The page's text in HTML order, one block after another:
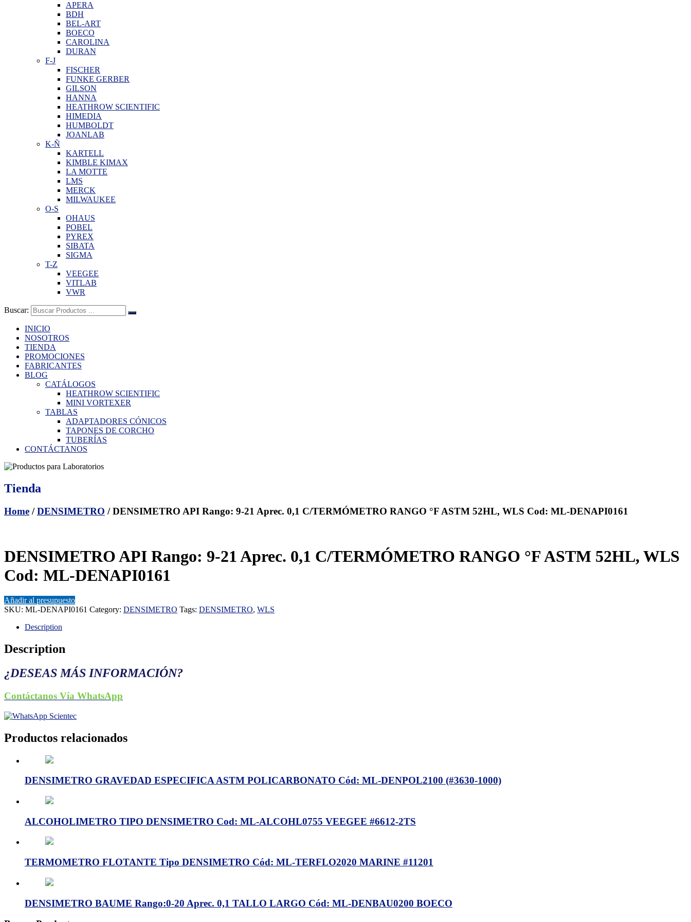
APERA
BDH
BEL-ART
BOECO
CAROLINA
DURAN
F-J
FISCHER
FUNKE GERBER
GILSON
HANNA
HEATHROW SCIENTIFIC
HIMEDIA
HUMBOLDT
JOANLAB
K-Ñ
KARTELL
KIMBLE KIMAX
LA MOTTE
LMS
MERCK
MILWAUKEE
O-S
OHAUS
POBEL
PYREX
SIBATA
SIGMA
T-Z
VEEGEE
VITLAB
VWR
Buscar:
INICIO
NOSOTROS
TIENDA
PROMOCIONES
FABRICANTES
BLOG
CATÁLOGOS
HEATHROW SCIENTIFIC
MINI VORTEXER
TABLAS
ADAPTADORES CÓNICOS
TAPONES DE CORCHO
TUBERÍAS
CONTÁCTANOS
Tienda
Home /DENSIMETRO / DENSIMETRO API Rango: 9-21 Aprec. 0,1 C/TERMÓMETRO RANGO °F ASTM 52HL, WLS Cod: ML-DENAPI0161
DENSIMETRO API Rango: 9-21 Aprec. 0,1 C/TERMÓMETRO RANGO °F ASTM 52HL, WLS
Cod: ML-DENAPI0161
Añadir al presupuesto
SKU: ML-DENAPI0161 Category: DENSIMETRO Tags: DENSIMETRO, WLS
Description
Description
¿DESEAS MÁS INFORMACIÓN?
Contáctanos Vía WhatsApp
Productos relacionados
DENSIMETRO GRAVEDAD ESPECIFICA ASTM POLICARBONATO Cód: ML-DENPOL2100 (#3630-1000)
ALCOHOLIMETRO TIPO DENSIMETRO Cod: ML-ALCOHL0755 VEEGEE #6612-2TS
TERMOMETRO FLOTANTE Tipo DENSIMETRO Cód: ML-TERFLO2020 MARINE #11201
DENSIMETRO BAUME Rango:0-20 Aprec. 0,1 TALLO LARGO Cód: ML-DENBAU0200 BOECO